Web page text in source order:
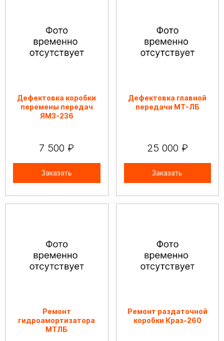
Дефектовка коробки
перемены передач
ЯМЗ-236
7 500 ₽
Заказать
Дефектовка главной
передачи МТ-ЛБ
25 000 ₽
Заказать
Ремонт
гидроамортизатора
МТЛБ
Ремонт раздаточной
коробки Краз-260